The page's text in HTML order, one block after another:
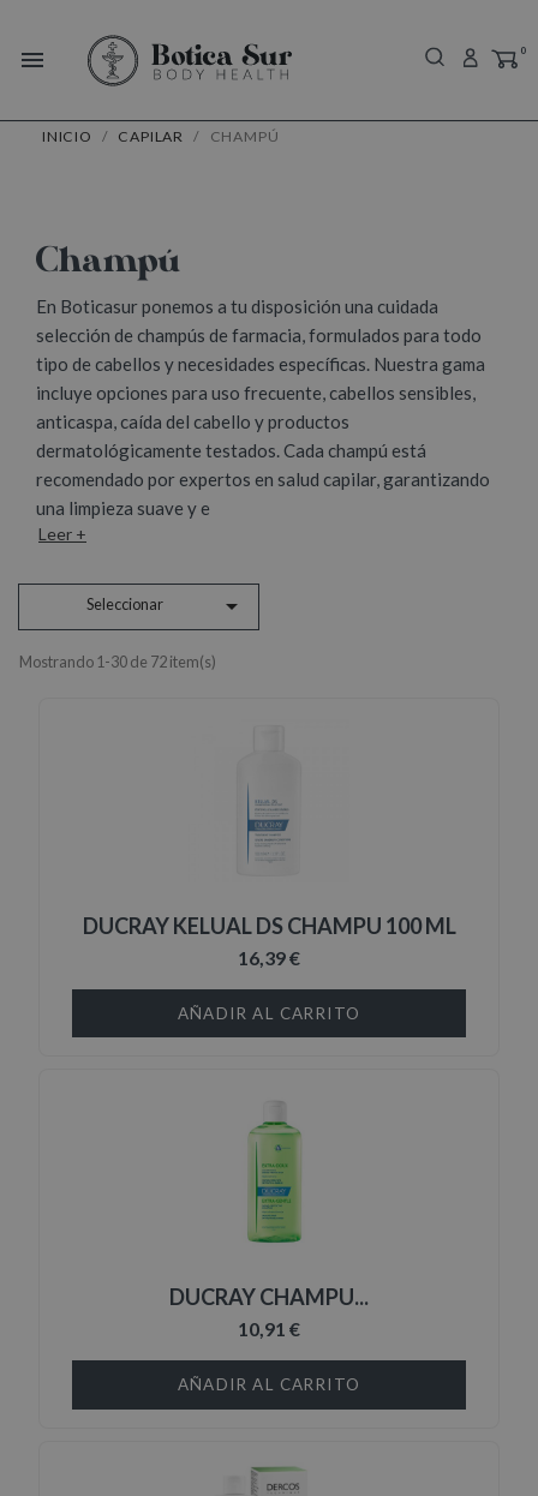
menu 0
INICIO CAPILAR CHAMPÚ
Champú
En Boticasur ponemos a tu disposición una cuidada
selección de champús de farmacia, formulados para todo
tipo de cabellos y necesidades específicas. Nuestra gama
incluye opciones para uso frecuente, cabellos sensibles,
anticaspa, caída del cabello y productos
dermatológicamente testados. Cada champú está
recomendado por expertos en salud capilar, garantizando
una limpieza suave y e
Leer +
Seleccionar 
Mostrando 1-30 de 72 item(s)
DUCRAY KELUAL DS CHAMPU 100 ML
16,39 €
AÑADIR AL CARRITO
DUCRAY CHAMPU...
10,91 €
AÑADIR AL CARRITO